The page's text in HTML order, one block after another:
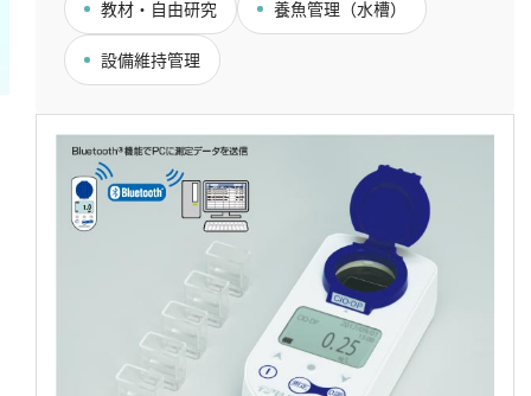
教材・自由研究 養魚管理（水槽）
設備維持管理
BOD
COD
過マンガン酸カリウム消費量
TOC
硬度
マグネシウム